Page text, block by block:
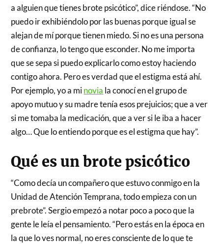
a alguien que tienes brote psicótico”, dice riéndose. “No
puedo ir exhibiéndolo por las buenas porque igual se
alejan de mí porque tienen miedo. Si no es una persona
de confianza, lo tengo que esconder. No me importa
que se sepa si puedo explicarlo como estoy haciendo
contigo ahora. Pero es verdad que el estigma está ahí.
Por ejemplo, yo a minovia la conocí en el grupo de
apoyo mutuo y su madre tenía esos prejuicios; que a ver
si me tomaba la medicación, que a ver si le iba a hacer
algo… Que lo entiendo porque es el estigma que hay”.
Qué es un brote psicótico
“Como decía un compañero que estuvo conmigo en la
Unidad de Atención Temprana, todo empieza con un
prebrote”. Sergio empezó a notar poco a poco que la
gente le leía el pensamiento. “Pero estás en la época en
la que lo ves normal, no eres consciente de lo que te